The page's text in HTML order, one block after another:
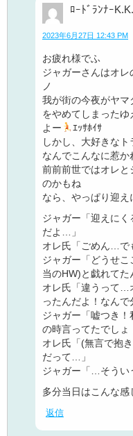
ﾛｰﾄﾞﾗﾝﾅｰK.K.
2023年6月27日 12:43 PM
お疲れ様でふ
ジャガーさんはオ
ノ
我が街の今夜がヤ
をやめてしまった
よー
ｴｯｻﾎｲｻ
しかし、大好きなト
なんでこんなに惹か
前前前世ではオレと
のかもね
なら、やっぱり迎え
ジャガー「迎えに
だよ…」
オレ氏「ごめん…で
ジャガー「どうせ
当のHW)と戯れてた
オレ氏「違うって…
ったんだよ！なんで
ジャガー「嘘つき
の時言ってたでしょ
オレ氏「(無言で抱
だって…」
ジャガー「…そうい
多分当日はこんな感
返信